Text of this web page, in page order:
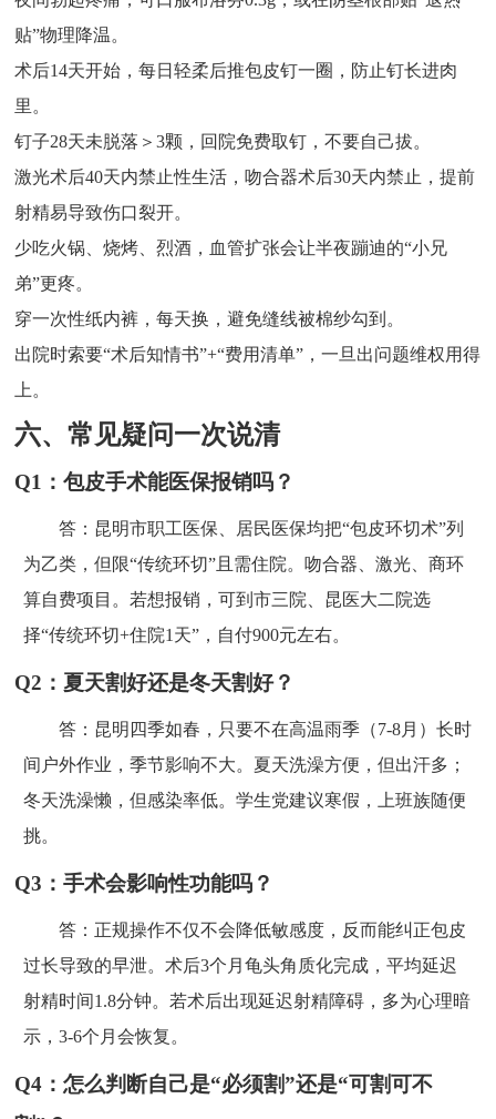
贴”物理降温。
术后14天开始，每日轻柔后推包皮钉一圈，防止钉长进肉
里。
钉子28天未脱落＞3颗，回院免费取钉，不要自己拔。
激光术后40天内禁止性生活，吻合器术后30天内禁止，提前
射精易导致伤口裂开。
少吃火锅、烧烤、烈酒，血管扩张会让半夜蹦迪的“小兄
弟”更疼。
穿一次性纸内裤，每天换，避免缝线被棉纱勾到。
出院时索要“术后知情书”+“费用清单”，一旦出问题维权用得
上。
六、常见疑问一次说清
Q1：包皮手术能医保报销吗？
答：昆明市职工医保、居民医保均把“包皮环切术”列
为乙类，但限“传统环切”且需住院。吻合器、激光、商环
算自费项目。若想报销，可到市三院、昆医大二院选
择“传统环切+住院1天”，自付900元左右。
Q2：夏天割好还是冬天割好？
答：昆明四季如春，只要不在高温雨季（7-8月）长时
间户外作业，季节影响不大。夏天洗澡方便，但出汗多；
冬天洗澡懒，但感染率低。学生党建议寒假，上班族随便
挑。
Q3：手术会影响性功能吗？
答：正规操作不仅不会降低敏感度，反而能纠正包皮
过长导致的早泄。术后3个月龟头角质化完成，平均延迟
射精时间1.8分钟。若术后出现延迟射精障碍，多为心理暗
示，3-6个月会恢复。
Q4：怎么判断自己是“必须割”还是“可割可不